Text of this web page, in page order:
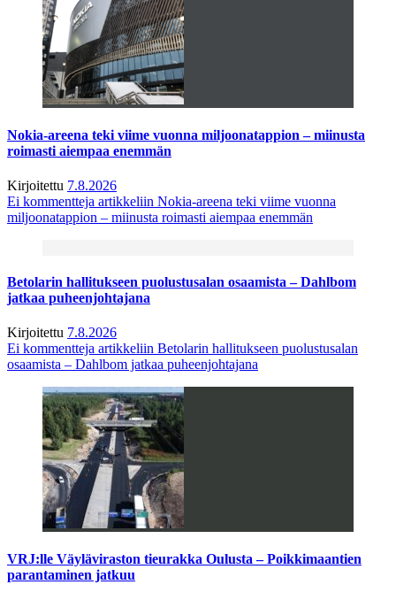
Nokia-areena teki viime vuonna miljoonatappion – miinusta
roimasti aiempaa enemmän
Kirjoitettu 7.8.2026
Ei kommentteja artikkeliin Nokia-areena teki viime vuonna
miljoonatappion – miinusta roimasti aiempaa enemmän
Betolarin hallitukseen puolustusalan osaamista – Dahlbom
jatkaa puheenjohtajana
Kirjoitettu 7.8.2026
Ei kommentteja artikkeliin Betolarin hallitukseen puolustusalan
osaamista – Dahlbom jatkaa puheenjohtajana
VRJ:lle Väyläviraston tieurakka Oulusta – Poikkimaantien
parantaminen jatkuu